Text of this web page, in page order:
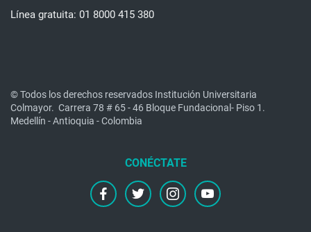
Línea gratuita: 01 8000 415 380
© Todos los derechos reservados Institución Universitaria
Colmayor. Carrera 78 # 65 - 46 Bloque Fundacional- Piso 1.
Medellín - Antioquia - Colombia